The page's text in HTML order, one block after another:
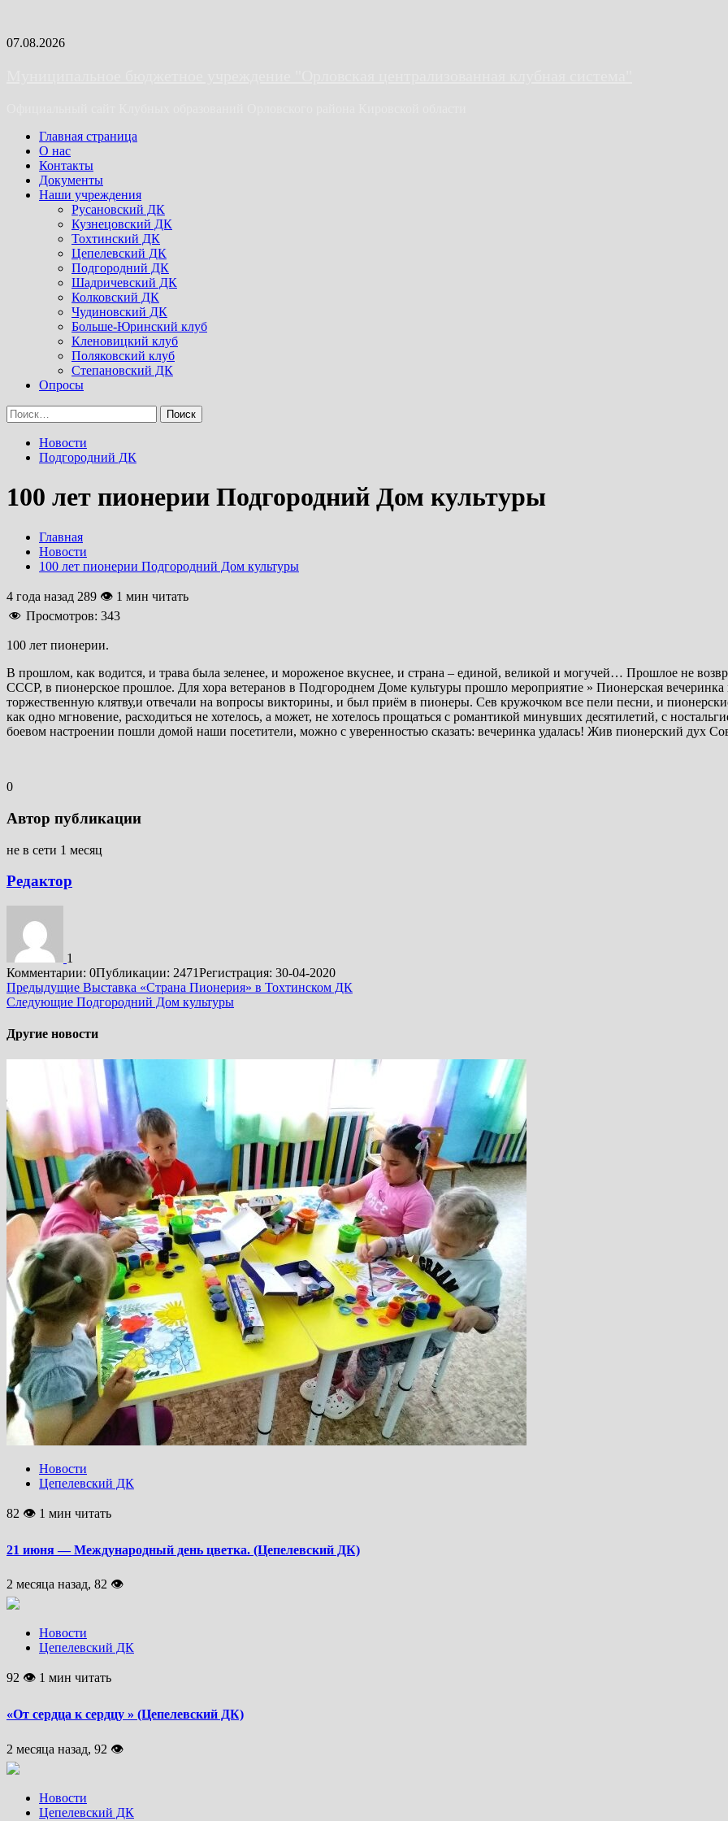
Skip
07.08.2026
Primary
Menu
Главная страница
О нас
Контакты
Документы
Наши учреждения
Русановский ДК
Кузнецовский ДК
Тохтинский ДК
Цепелевский ДК
Подгородний ДК
Шадричевский ДК
Колковский ДК
Чудиновский ДК
Больше-Юринский клуб
Кленовицкий клуб
Поляковский клуб
Степановский ДК
Опросы
Найти:
Новости
Подгородний ДК
100 лет пионерии Подгородний Дом культуры
Главная
Новости
100 лет пионерии Подгородний Дом культуры
4 года назад 289 👁 1 мин читать
Просмотров: 343
100 лет пионерии.
В прошлом, как водится, и трава была зеленее, и мороженое вкуснее, и страна – единой, великой и могучей… Прошлое не
СССР, в пионерское прошлое. Для хора ветеранов в Подгороднем Доме культуры прошло мероприятие » Пионерская
торжественную клятву,и отвечали на вопросы викторины, и был приём в пионеры. Сев кружочком все пели песни, и
как одно мгновение, расходиться не хотелось, а может, не хотелось прощаться с романтикой минувших десятилетий, с
боевом настроении пошли домой наши посетители, можно с уверенностью сказать: вечеринка удалась! Жив пионерский дух
0
Автор публикации
не в сети 1 месяц
Редактор
1
Комментарии: 0Публикации: 2471Регистрация: 30-04-2020
Подробнее
Предыдущие Выставка «Страна Пионерия» в Тохтинском ДК
Следующие Подгородний Дом культуры
Другие новости
Новости
Цепелевский ДК
82 👁 1 мин читать
21 июня — Международный день цветка. (Цепелевский ДК)
2 месяца назад, 82 👁
Новости
Цепелевский ДК
92 👁 1 мин читать
«От сердца к сердцу » (Цепелевский ДК)
2 месяца назад, 92 👁
Новости
Цепелевский ДК